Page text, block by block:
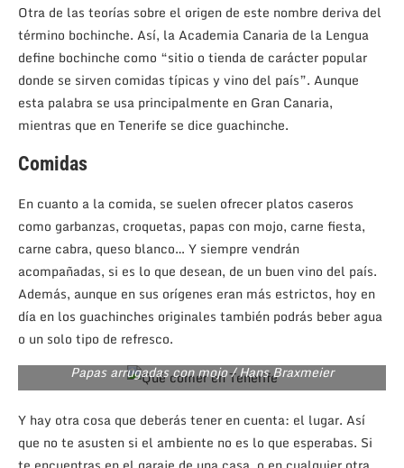
Otra de las teorías sobre el origen de este nombre deriva del
término bochinche. Así, la Academia Canaria de la Lengua
define bochinche como “sitio o tienda de carácter popular
donde se sirven comidas típicas y vino del país”. Aunque
esta palabra se usa principalmente en Gran Canaria,
mientras que en Tenerife se dice guachinche.
Comidas
En cuanto a la comida, se suelen ofrecer platos caseros
como garbanzas, croquetas, papas con mojo, carne fiesta,
carne cabra, queso blanco… Y siempre vendrán
acompañadas, si es lo que desean, de un buen vino del país.
Además, aunque en sus orígenes eran más estrictos, hoy en
día en los guachinches originales también podrás beber agua
o un solo tipo de refresco.
Papas arrugadas con mojo / Hans Braxmeier
Y hay otra cosa que deberás tener en cuenta: el lugar. Así
que no te asusten si el ambiente no es lo que esperabas. Si